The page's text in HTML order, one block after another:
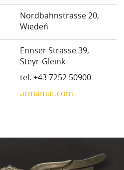
Nordbahnstrasse 20,
Wiedeń
Ennser Strasse 39,
Steyr-Gleink
tel. +43 7252 50900
armamat.com